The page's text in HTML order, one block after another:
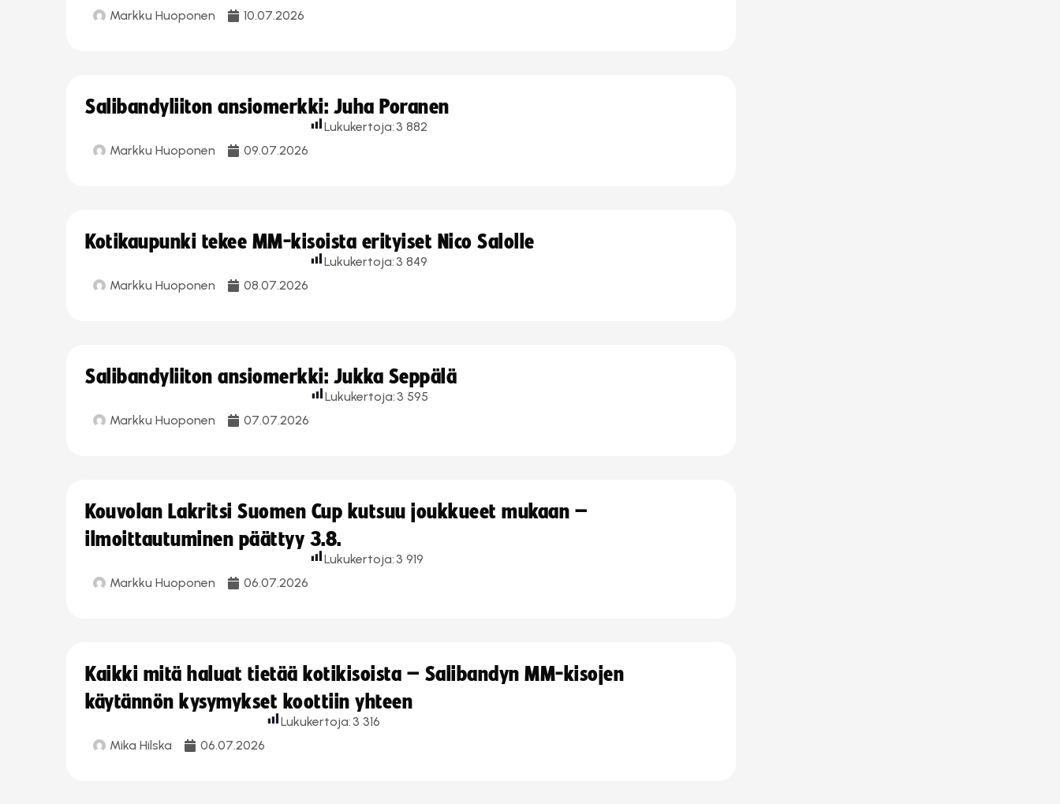
Markku Huoponen 10.07.2026
Salibandyliiton ansiomerkki: Juha Poranen
Markku Huoponen 09.07.2026
Lukukertoja: 3 882
Kotikaupunki tekee MM-kisoista erityiset Nico Salolle
Markku Huoponen 08.07.2026
Lukukertoja: 3 849
Salibandyliiton ansiomerkki: Jukka Seppälä
Markku Huoponen 07.07.2026
Lukukertoja: 3 595
Kouvolan Lakritsi Suomen Cup kutsuu joukkueet mukaan –
ilmoittautuminen päättyy 3.8.
Markku Huoponen 06.07.2026
Lukukertoja: 3 919
Kaikki mitä haluat tietää kotikisoista – Salibandyn MM-kisojen
käytännön kysymykset koottiin yhteen
Mika Hilska 06.07.2026
Lukukertoja: 3 316